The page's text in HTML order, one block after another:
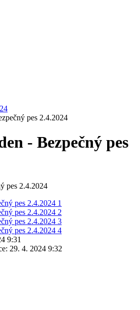
pes 2.4.2024
- Bezpečný pes
pes 2.4.2024
9:31
29. 4. 2024 9:32